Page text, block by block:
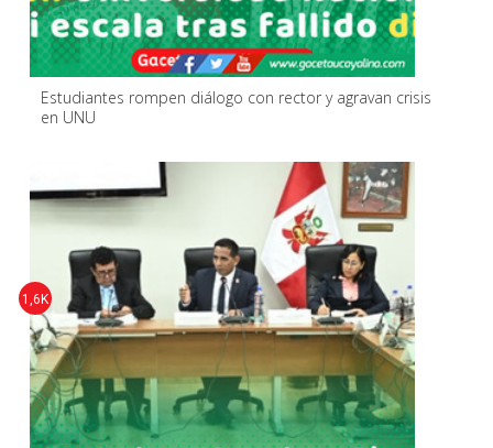
Estudiantes rompen diálogo con rector y agravan crisis
en UNU
1,6K